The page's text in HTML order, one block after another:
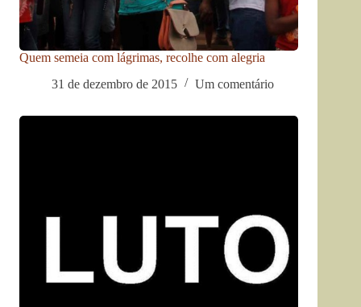
Quem semeia com lágrimas, recolhe com alegria
31 de dezembro de 2015
Um comentário